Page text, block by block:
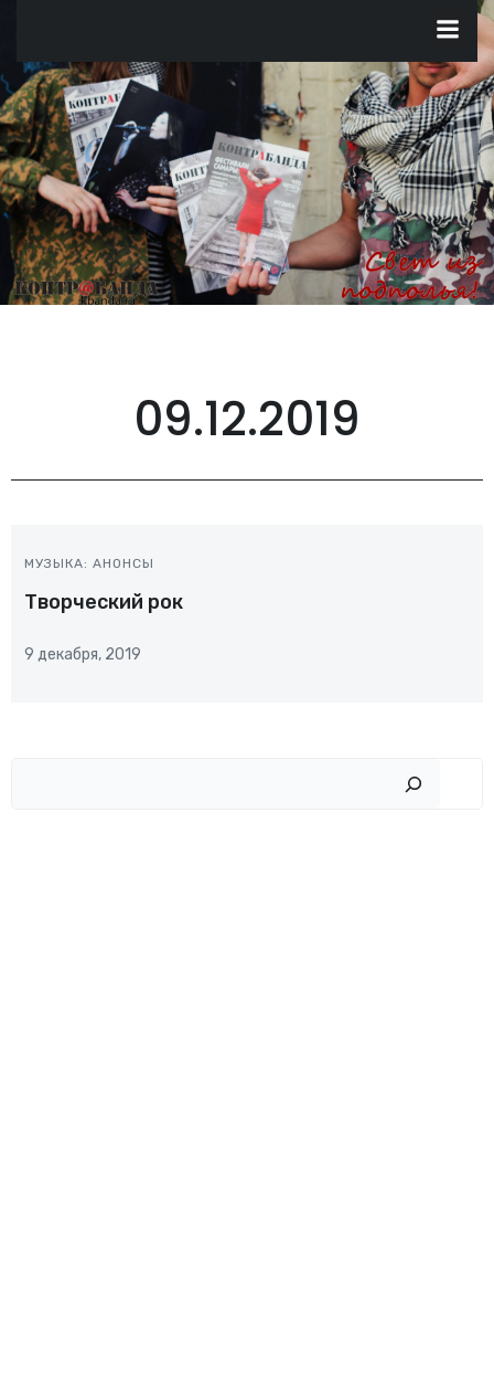
содержимому
09.12.2019
МУЗЫКА: АНОНСЫ
Творческий рок
9 декабря, 2019